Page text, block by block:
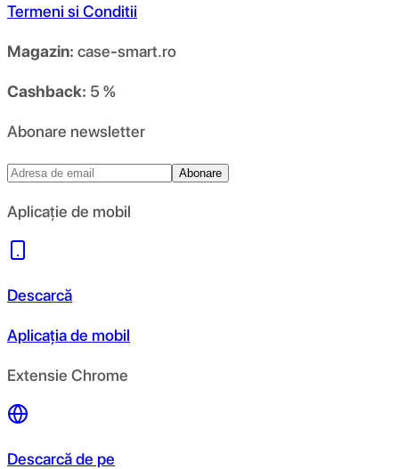
Termeni si Conditii
Magazin: case-smart.ro
Cashback: 5 %
Abonare newsletter
Abonare
Aplicație de mobil
Descarcă
Aplicația de mobil
Extensie Chrome
Descarcă de pe